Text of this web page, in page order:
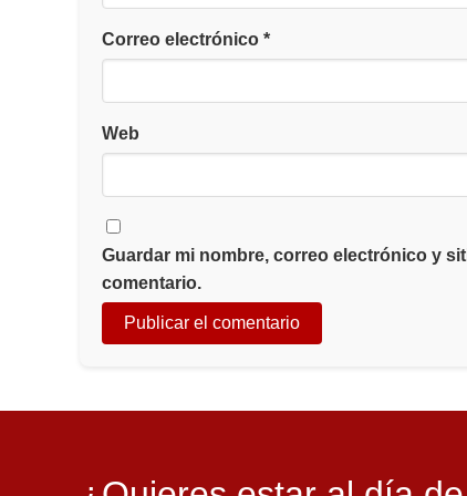
Correo electrónico *
Web
Guardar mi nombre, correo electrónico y
comentario.